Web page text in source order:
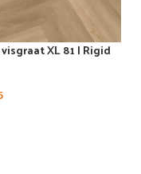
XL 81 | Rigid